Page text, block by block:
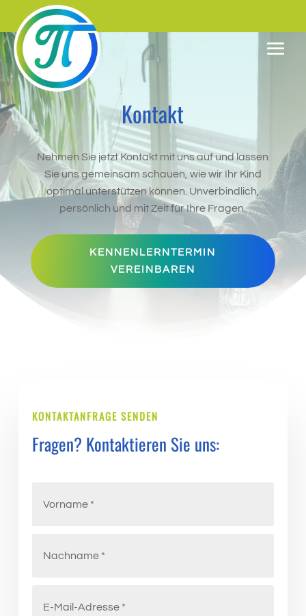
Kontakt
Nehmen Sie jetzt Kontakt mit uns auf und lassen
Sie uns gemeinsam schauen, wie wir Ihr Kind
optimal unterstützen können. Unverbindlich,
persönlich und mit Zeit für Ihre Fragen.
KENNENLERNTERMIN
VEREINBAREN
KONTAKTANFRAGE SENDEN
Fragen? Kontaktieren Sie uns: